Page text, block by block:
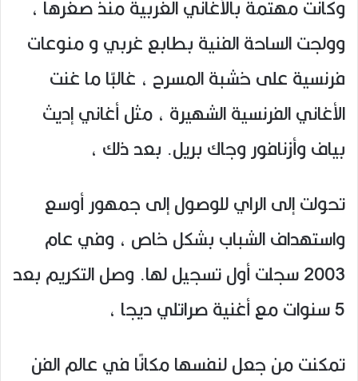
وكانت مهتمة بالأغاني الغربية منذ صغرها ،
وولجت الساحة الفنية بطابع غربي و منوعات
فرنسية على خشبة المسرح ، غالبًا ما غنت
الأغاني الفرنسية الشهيرة ، مثل أغاني إديث
بياف وأزنافور وجاك بريل. بعد ذلك ،
تحولت إلى الراي للوصول إلى جمهور أوسع
واستهداف الشباب بشكل خاص ، وفي عام
2003 سجلت أول تسجيل لها. وصل التكريم بعد
5 سنوات مع أغنية صراتلي ديجا ،
تمكنت من جعل لنفسها مكانًا في عالم الفن